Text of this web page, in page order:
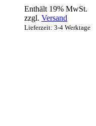
Enthält 19% MwSt.
zzgl. Versand
Lieferzeit: 3-4 Werktage